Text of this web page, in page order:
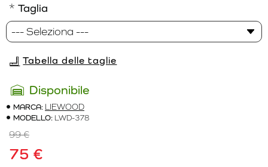
Disponibile
MARCA: LIEWOOD
MODELLO: LWD-378
75 €
99 €
Taglia
Tabella delle taglie